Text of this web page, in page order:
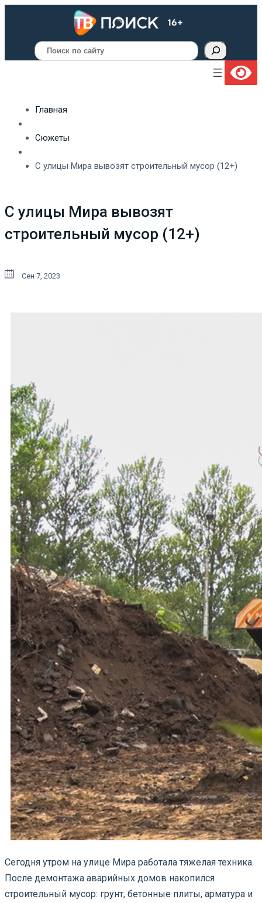
Поиск
Главная
Сюжеты
С улицы Мира вывозят строительный мусор (12+)
С улицы Мира вывозят
строительный мусор (12+)
Сен 7, 2023
Сегодня утром на улице Мира работала тяжелая техника.
После демонтажа аварийных домов накопился
строительный мусор: грунт, бетонные плиты, арматура и